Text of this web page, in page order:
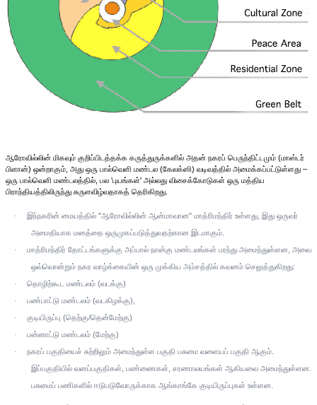
ஆரோவில்லின் மிகவும் குறிப்பிடத்தக்க கருத்துருக்களில் அதன் நகரப் பெருந்திட்டமும் (மாஸ்டர்
பிளான்) ஒன்றாகும், அது ஒரு பால்வெளி மண்டல (கேலக்ஸி) வடிவத்தில் அமைக்கப்பட்டுள்ளது –
ஒரு பால்வெளி மண்டலத்தில், பல 'புயங்கள்' அல்லது விசைக்கோடுகள் ஒரு மத்திய
பிராந்தியத்திலிருந்து சுருளவிழ்வதாகத் தெரிகிறது.
·
இந்நகரின் மையத்தில் "ஆரோவில்லின் ஆன்மாவான" மாத்ரிமந்திர் உள்ளது, இது ஒருவர்
அமைதியாக மனத்தை ஒருமுகப்படுத்துவதற்கான இடமாகும்.
·
மாத்ரிமந்திர் தோட்டங்களுக்கு அப்பால் நான்கு மண்டலங்கள் பரந்து அமைந்துள்ளன, அவை
ஒவ்வொன்றும் நகர வாழ்க்கையின் ஒரு முக்கிய அம்சத்தில் கவனம் செலுத்துகிறது:
· தொழிற்கூட மண்டலம் (வடக்கு)
· பண்பாட்டு மண்டலம் (வடகிழக்கு),
· குடியிருப்பு (தெற்கு/தென்மேற்கு)
· பன்னாட்டு மண்டலம் (மேற்கு)
·
நகரப் பகுதியைச் சுற்றிலும் அமைந்துள்ள பகுதி பசுமை வளையப் பகுதி ஆகும்.
இப்பகுதியில் வனப்பகுதிகள், பண்ணைகள், சரணாலயங்கள் ஆகியவை அமைந்துள்ளன.
பசுமைப் பணிகளில் ஈடுபடுவோருக்காக ஆங்காங்கே குடியிருப்புகள் உள்ளன.